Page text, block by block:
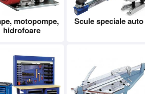
motopompe,
hidrofoare
Scule speciale auto